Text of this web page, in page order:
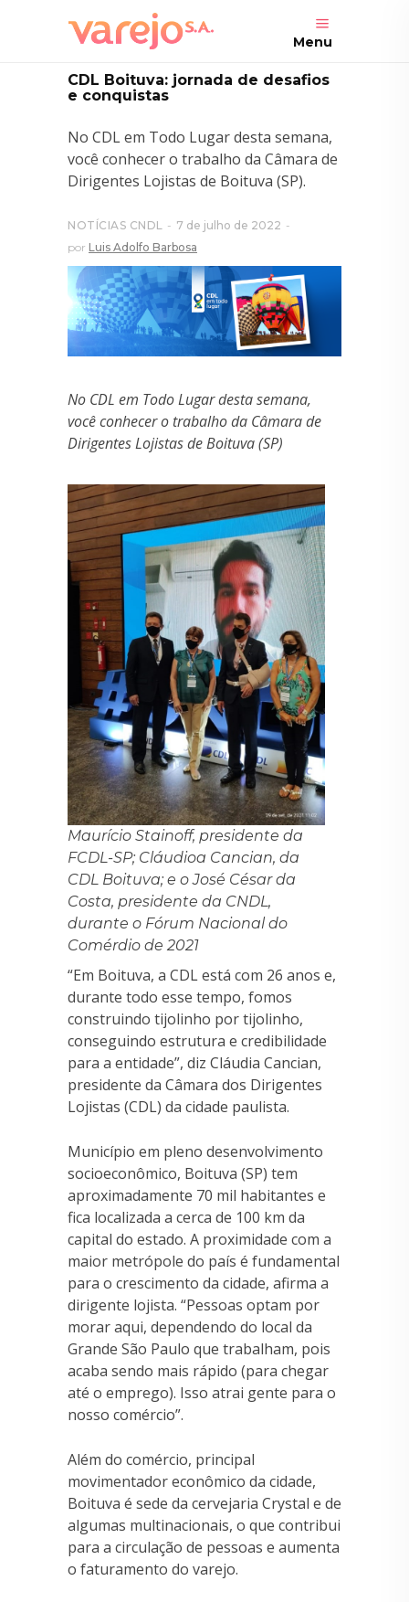
Menu
CDL Boituva: jornada de desafios
e conquistas
No CDL em Todo Lugar desta semana,
você conhecer o trabalho da Câmara de
Dirigentes Lojistas de Boituva (SP).
NOTÍCIAS CNDL
7 de julho de 2022
por Luis Adolfo Barbosa
No CDL em Todo Lugar desta semana,
você conhecer o trabalho da Câmara de
Dirigentes Lojistas de Boituva (SP)
Maurício Stainoff, presidente da
FCDL-SP; Cláudioa Cancian, da
CDL Boituva; e o José César da
Costa, presidente da CNDL,
durante o Fórum Nacional do
Comérdio de 2021
“Em Boituva, a CDL está com 26 anos e,
durante todo esse tempo, fomos
construindo tijolinho por tijolinho,
conseguindo estrutura e credibilidade
para a entidade”, diz Cláudia Cancian,
presidente da Câmara dos Dirigentes
Lojistas (CDL) da cidade paulista.
Município em pleno desenvolvimento
socioeconômico, Boituva (SP) tem
aproximadamente 70 mil habitantes e
fica localizada a cerca de 100 km da
capital do estado. A proximidade com a
maior metrópole do país é fundamental
para o crescimento da cidade, afirma a
dirigente lojista. “Pessoas optam por
morar aqui, dependendo do local da
Grande São Paulo que trabalham, pois
acaba sendo mais rápido (para chegar
até o emprego). Isso atrai gente para o
nosso comércio”.
Além do comércio, principal
movimentador econômico da cidade,
Boituva é sede da cervejaria Crystal e de
algumas multinacionais, o que contribui
para a circulação de pessoas e aumenta
o faturamento do varejo.